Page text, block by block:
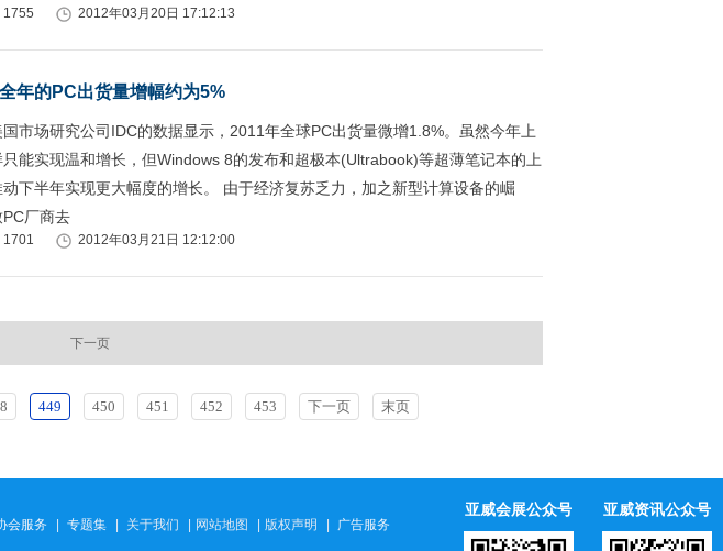
1755 2012年03月20日 17:12:13
年的PC出货量增幅约为5%
市场研究公司IDC的数据显示，2011年全球PC出货量微增1.8%。虽然今年上
能实现温和增长，但Windows 8的发布和超极本(Ultrabook)等超薄笔记本的上
下半年实现更大幅度的增长。 由于经济复苏乏力，加之新型计算设备的崛
厂商去
1701 2012年03月21日 12:12:00
下一页
449 450 451 452 453 下一页 末页
会服务 专题集 关于我们 网站地图 版权声明 广告服务
亚威会展公众号 亚威资讯公众号